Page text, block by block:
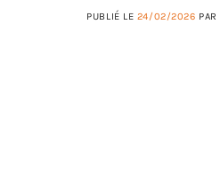
PUBLIÉ LE 24/02/2026 PAR